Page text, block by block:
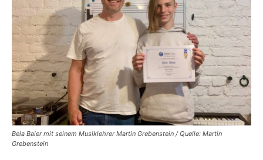
Bela Baier mit seinem Musiklehrer Martin Grebenstein / Quelle: Martin
Grebenstein